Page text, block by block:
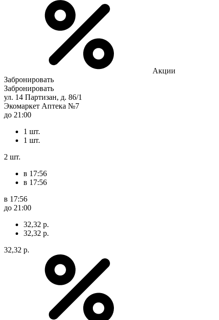
Акции
Забронировать
Забронировать
ул. 14 Партизан, д. 86/1
Экомаркет Аптека №7
до 21:00
1 шт.
1 шт.
2 шт.
в 17:56
в 17:56
в 17:56
до 21:00
32,32 р.
32,32 р.
32,32 р.